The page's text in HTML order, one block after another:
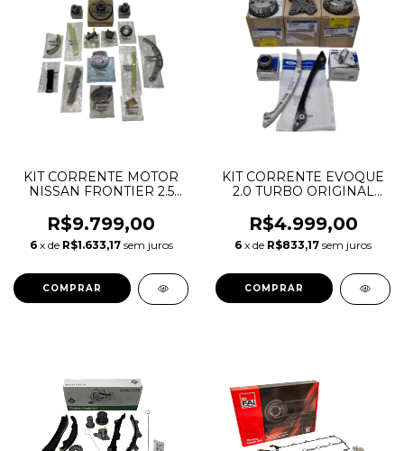
KIT CORRENTE MOTOR
NISSAN FRONTIER 2.5
R$9.799,00
6 x de R$1.633,17 sem juros
KIT CORRENTE EVOQUE
2.0 TURBO ORIGINAL
COMPLETO LR151515
LR095897 CJ5Z6256C
LR033733 CJ5Z6C525B
R$4.999,00
6 x de R$833,17 sem juros